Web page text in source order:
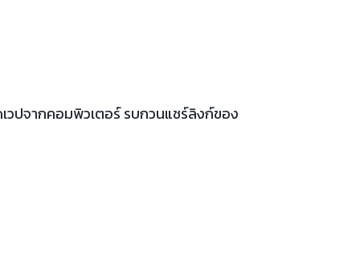
วปจากคอมพิวเตอร์ รบกวนแชร์ลิงก์ของ